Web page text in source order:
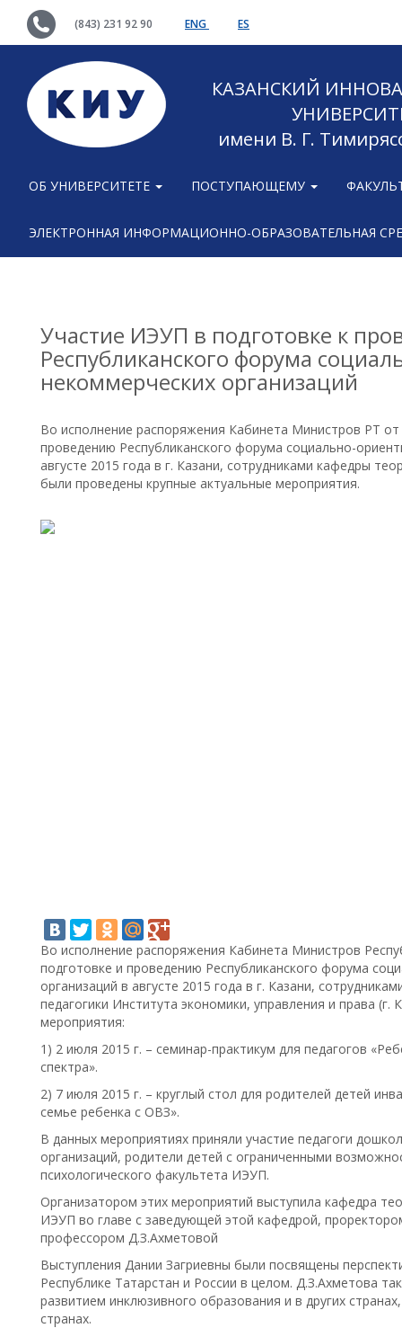
(843) 231 92 90 ENG ES
КАЗАНСКИЙ
имени В. Г.
ОБ УНИВЕРСИТЕТЕ ПОСТУПАЮЩЕМУ
ЭЛЕКТРОННАЯ ИНФОРМАЦИОННО-ОБРАЗОВАТЕЛЬНАЯ
Участие ИЭУП в подготовке к
Республиканского форума
некоммерческих организаций
Во исполнение распоряжения Кабинета Министров РТ
проведению Республиканского форума социально-
августе 2015 года в г. Казани, сотрудниками кафедры
были проведены крупные актуальные мероприятия.
Во исполнение распоряжения Кабинета Министров
подготовке и проведению Республиканского форума
организаций в августе 2015 года в г. Казани,
педагогики Института экономики, управления и права
мероприятия:
1) 2 июля 2015 г. – семинар-практикум для педагогов
спектра».
2) 7 июля 2015 г. – круглый стол для родителей детей
семье ребенка с ОВЗ».
В данных мероприятиях приняли участие педагоги
организаций, родители детей с ограниченными
психологического факультета ИЭУП.
Организатором этих мероприятий выступила кафедра
ИЭУП во главе с заведующей этой кафедрой,
профессором Д.З.Ахметовой
Выступления Дании Загриевны были посвящены
Республике Татарстан и России в целом. Д.З.Ахметова
развитием инклюзивного образования и в других
странах.